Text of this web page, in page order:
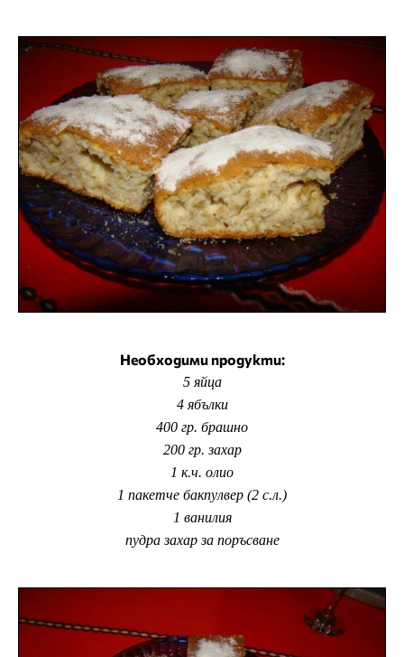
Необходими продукти:
5 яйца
4 ябълки
400 гр. брашно
200 гр. захар
1 к.ч. олио
1 пакетче бакпулвер (2 с.л.)
1 ванилия
пудра захар за поръсване